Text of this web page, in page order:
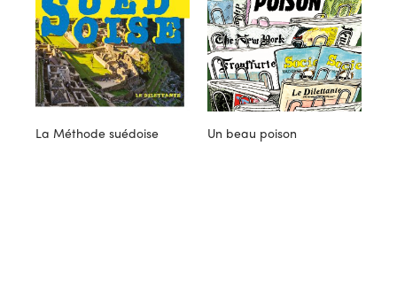
La Méthode suédoise Un beau poison